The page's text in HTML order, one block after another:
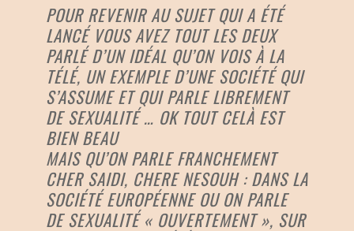
POUR REVENIR AU SUJET QUI A ÉTÉ
LANCÉ VOUS AVEZ TOUT LES DEUX
PARLÉ D’UN IDÉAL QU’ON VOIS À LA
TÉLÉ, UN EXEMPLE D’UNE SOCIÉTÉ QUI
S’ASSUME ET QUI PARLE LIBREMENT
DE SEXUALITÉ … OK TOUT CELÀ EST
BIEN BEAU
MAIS QU’ON PARLE FRANCHEMENT
CHER SAIDI, CHERE NESOUH : DANS LA
SOCIÉTÉ EUROPÉENNE OU ON PARLE
DE SEXUALITÉ « OUVERTEMENT », SUR